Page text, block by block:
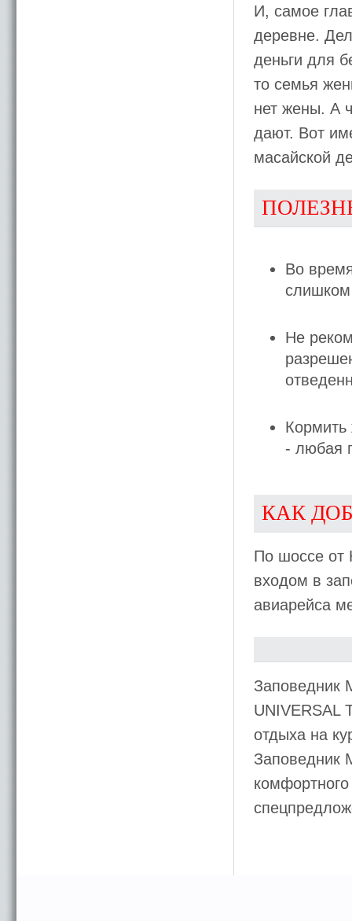
И, самое
деревне.
деньги для
то семья
нет жены. А
дают. Вот
масайской
Во
слишком
Не
Кормить
- любая
КАК
По шоссе от
входом в
авиарейса
Заповедник
UNIVERSAL
отдыха на
Заповедник